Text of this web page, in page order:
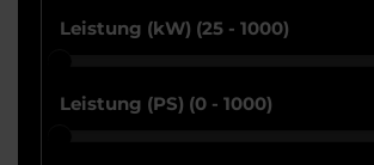
Leistung (kW) (25 - 1000)
Leistung (PS) (0 - 1000)